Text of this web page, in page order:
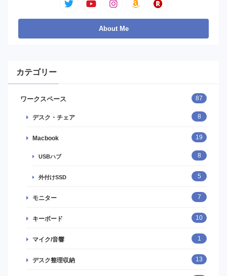
カテゴリー
ワークスペース 87
デスク・チェア 8
Macbook 19
USBハブ 8
外付けSSD 5
モニター 7
キーボード 10
マイク/音響 1
デスク整理収納 13